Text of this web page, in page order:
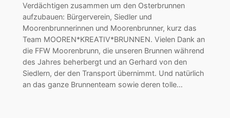
Verdächtigen zusammen um den Osterbrunnen
aufzubauen: Bürgerverein, Siedler und
Moorenbrunnerinnen und Moorenbrunner, kurz das
Team MOOREN*KREATIV*BRUNNEN. Vielen Dank an
die FFW Moorenbrunn, die unseren Brunnen während
des Jahres beherbergt und an Gerhard von den
Siedlern, der den Transport übernimmt. Und natürlich
an das ganze Brunnenteam sowie deren tolle…